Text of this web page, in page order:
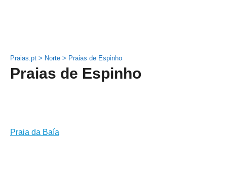
Praias.pt > Norte > Praias de Espinho
Praias de Espinho
Praia da Baía